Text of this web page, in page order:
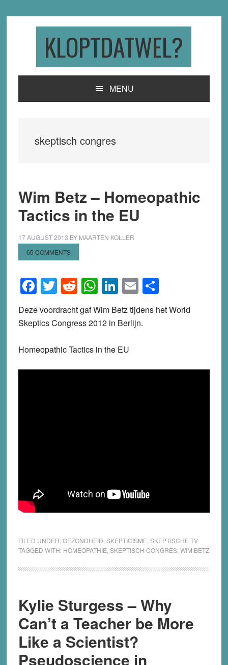
KLOPTDATWEL?
MENU
skeptisch congres
Wim Betz – Homeopathic
Tactics in the EU
17 AUGUST 2013 BY MAARTEN KOLLER
65 COMMENTS
Facebook
Twitter
Reddit
WhatsApp
LinkedIn
EmailShare
Deze voordracht gaf Wim Betz tijdens het World
Skeptics Congress 2012 in Berlijn.
Homeopathic Tactics in the EU
FILED UNDER:GEZONDHEID SKEPTICISME SKEPTISCHE TV
TAGGED WITH: HOMEOPATHIE SKEPTISCH CONGRES, WIM BETZ
Kylie Sturgess – Why
Can’t a Teacher be More
Like a Scientist?
Pseudoscience in